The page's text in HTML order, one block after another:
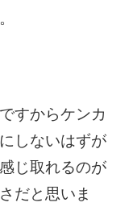
すからケンカ
しないはずが
じ取れるのが
だと思いま